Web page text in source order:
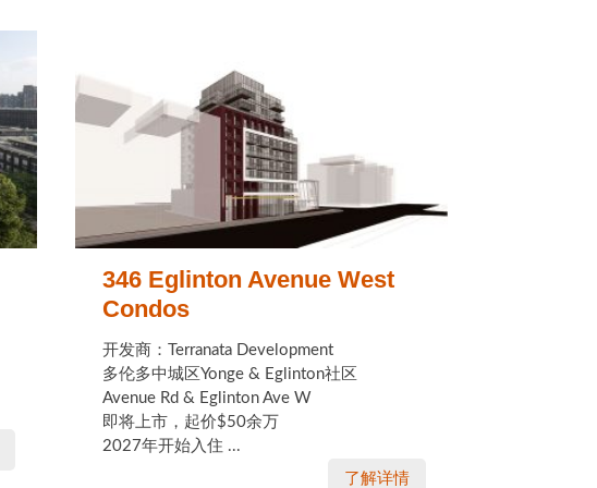
346 Eglinton Avenue West
Condos
开发商：Terranata Development
多伦多中城区Yonge & Eglinton社区
Avenue Rd & Eglinton Ave W
即将上市，起价$50余万
2027年开始入住 ...
了解详情